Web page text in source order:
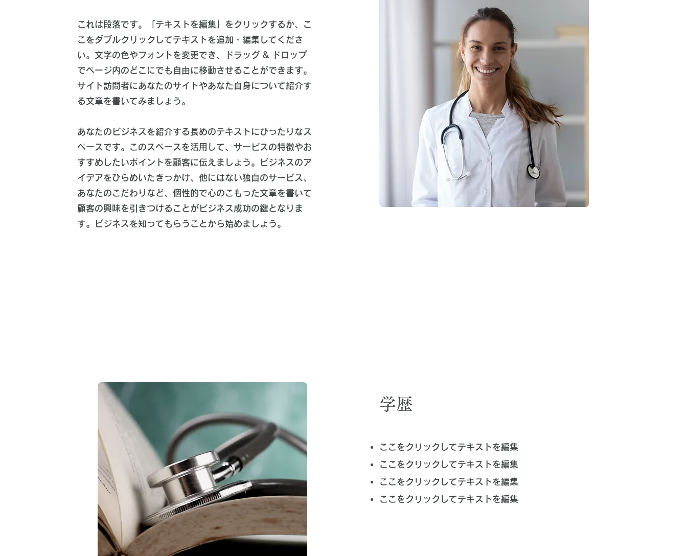
これは段落です。「テキストを編集」をクリックするか、こ
こをダブルクリックしてテキストを追加・編集してくださ
い。文字の色やフォントを変更でき、ドラッグ & ドロップ
でページ内のどこにでも自由に移動させることができます。
サイト訪問者にあなたのサイトやあなた自身について紹介す
る文章を書いてみましょう。
あなたのビジネスを紹介する長めのテキストにぴったりなス
ペースです。このスペースを活用して、サービスの特徴やお
すすめしたいポイントを顧客に伝えましょう。ビジネスのア
イデアをひらめいたきっかけ、他にはない独自のサービス、
あなたのこだわりなど、個性的で心のこもった文章を書いて
顧客の興味を引きつけることがビジネス成功の鍵となりま
す。ビジネスを知ってもらうことから始めましょう。
学歴
ここをクリックしてテキストを編集
ここをクリックしてテキストを編集
ここをクリックしてテキストを編集
ここをクリックしてテキストを編集